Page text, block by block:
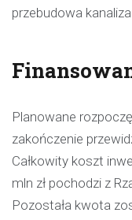
przebudowa
Planowane
zakończenie
Całkowity koszt
mln zł pochodzi z
Pozostała kwota